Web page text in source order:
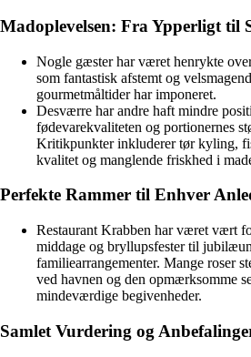
Madoplevelsen: Fra Ypperligt til
Nogle gæster har været henrykte
som fantastisk afstemt og
gourmetmåltider har imponeret.
Desværre har andre haft mindre
fødevarekvaliteten og portionernes
Kritikpunkter inkluderer tør kyling,
kvalitet og manglende friskhed i
Perfekte Rammer til Enhver
Restaurant Krabben har været vært
middage og bryllupsfester til
familiearrangementer. Mange roser
ved havnen og den opmærksomme
mindeværdige begivenheder.
Samlet Vurdering og